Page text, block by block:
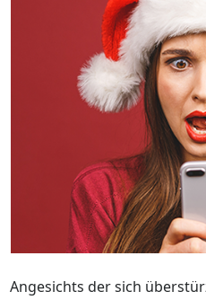
Angesichts der sich